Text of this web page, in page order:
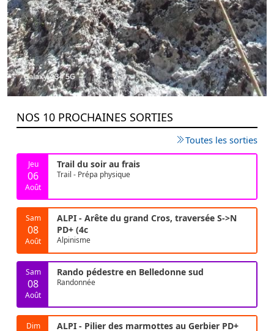
NOS 10 PROCHAINES SORTIES
Toutes les sorties
Jeu
06
Août
Trail du soir au frais
Trail - Prépa physique
Sam
08
Août
ALPI - Arête du grand Cros, traversée S->N
PD+ (4c
Alpinisme
Sam
08
Août
Rando pédestre en Belledonne sud
Randonnée
Dim
ALPI - Pilier des marmottes au Gerbier PD+